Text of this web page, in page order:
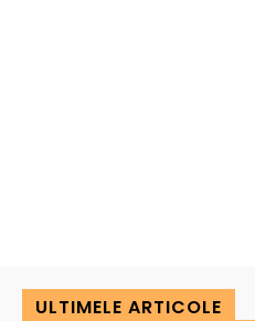
ULTIMELE ARTICOLE